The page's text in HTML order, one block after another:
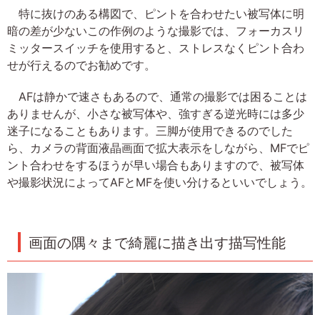
特に抜けのある構図で、ピントを合わせたい被写体に明
暗の差が少ないこの作例のような撮影では、フォーカスリ
ミッタースイッチを使用すると、ストレスなくピント合わ
せが行えるのでお勧めです。
AFは静かで速さもあるので、通常の撮影では困ることは
ありませんが、小さな被写体や、強すぎる逆光時には多少
迷子になることもあります。三脚が使用できるのでした
ら、カメラの背面液晶画面で拡大表示をしながら、MFでピ
ント合わせをするほうが早い場合もありますので、被写体
や撮影状況によってAFとMFを使い分けるといいでしょう。
画面の隅々まで綺麗に描き出す描写性能